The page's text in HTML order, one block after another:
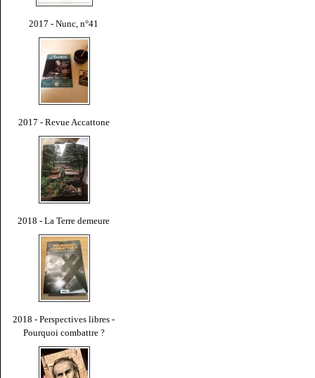
2017 - Nunc, n°41
2017 - Revue Accattone
2018 - La Terre demeure
2018 - Perspectives libres -
Pourquoi combattre ?